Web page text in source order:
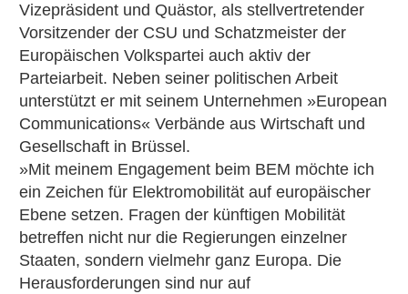
Vizepräsident und Quästor, als stellvertretender
Vorsitzender der CSU und Schatzmeister der
Europäischen Volkspartei auch aktiv der
Parteiarbeit. Neben seiner politischen Arbeit
unterstützt er mit seinem Unternehmen »European
Communications« Verbände aus Wirtschaft und
Gesellschaft in Brüssel.
»Mit meinem Engagement beim BEM möchte ich
ein Zeichen für Elektromobilität auf europäischer
Ebene setzen. Fragen der künftigen Mobilität
betreffen nicht nur die Regierungen einzelner
Staaten, sondern vielmehr ganz Europa. Die
Herausforderungen sind nur auf